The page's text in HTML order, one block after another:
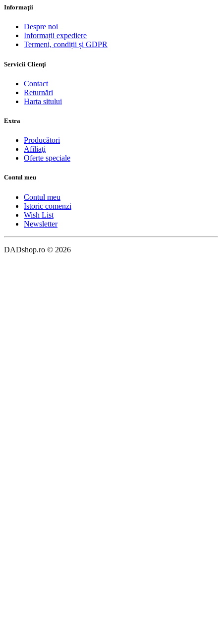
Informaţii
Despre noi
Informații expediere
Termeni, condiții și GDPR
Servicii Clienţi
Contact
Returnări
Harta sitului
Extra
Producători
Afiliaţi
Oferte speciale
Contul meu
Contul meu
Istoric comenzi
Wish List
Newsletter
DADshop.ro © 2026